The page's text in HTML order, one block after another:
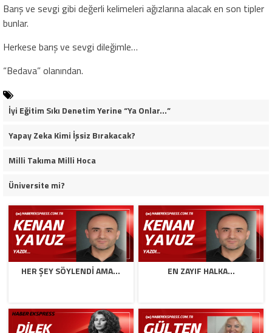
Barış ve sevgi gibi değerli kelimeleri ağızlarına alacak en son tipler
bunlar.
Herkese barış ve sevgi dileğimle…
“Bedava” olanından.
İyi Eğitim Sıkı Denetim Yerine “Ya Onlar…”
Yapay Zeka Kimi İşsiz Bırakacak?
Milli Takıma Milli Hoca
Üniversite mi?
HER ŞEY SÖYLENDI AMA… EN ZAYIF HALKA…